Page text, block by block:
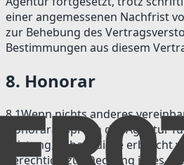
einer angemessenen Nachfrist
zur Behebung des
Bestimmungen aus diesem
8. Honorar
8.1Wenn nichts anderes
Honoraranspruch der Agentur
Leistung, sobald diese erbracht
berechtigt, zur Deckung ihres